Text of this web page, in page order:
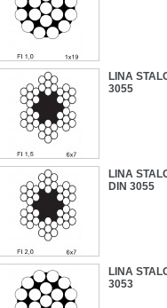
LINA
3055
LINA
DIN 3055
LINA
3053